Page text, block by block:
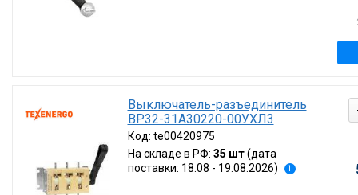
Выключатель-разъединитель
ВР32-31А30220-00УХЛ3
Код: te00420975
На складе в РФ: 35 шт (дата
поставки: 18.08 - 19.08.2026)
i